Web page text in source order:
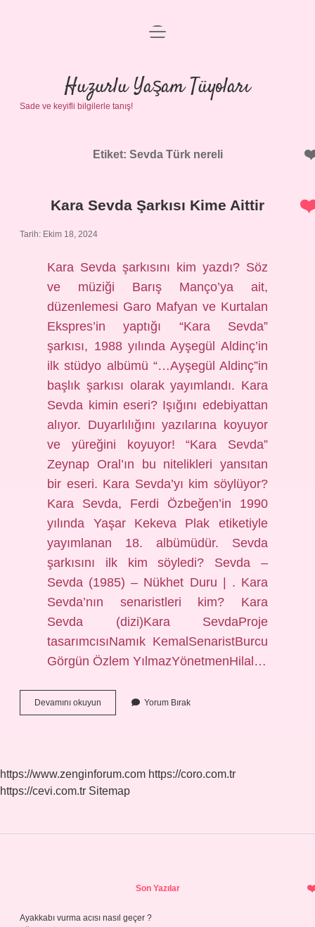
Anasayfa
Gizlilik Politikası
Yasal Uyarı
menüyü
Huzurlu Yaşam Tüyoları
Sade ve keyifli bilgilerle tanış!
Etiket: Sevda Türk nereli
Kara Sevda Şarkısı Kime Aittir
Tarih: Ekim 18, 2024
Kara Sevda şarkısını kim yazdı? Söz
ve müziği Barış Manço’ya ait,
düzenlemesi Garo Mafyan ve Kurtalan
Ekspres’in yaptığı “Kara Sevda”
şarkısı, 1988 yılında Ayşegül Aldinç’in
ilk stüdyo albümü “…Ayşegül Aldinç”in
başlık şarkısı olarak yayımlandı. Kara
Sevda kimin eseri? Işığını edebiyattan
alıyor. Duyarlılığını yazılarına koyuyor
ve yüreğini koyuyor! “Kara Sevda”
Zeynap Oral’ın bu nitelikleri yansıtan
bir eseri. Kara Sevda’yı kim söylüyor?
Kara Sevda, Ferdi Özbeğen’in 1990
yılında Yaşar Kekeva Plak etiketiyle
yayımlanan 18. albümüdür. Sevda
şarkısını ilk kim söyledi? Sevda –
Sevda (1985) – Nükhet Duru | . Kara
Sevda’nın senaristleri kim? Kara
Sevda (dizi)Kara SevdaProje
tasarımcısıNamık KemalSenaristBurcu
Görgün Özlem YılmazYönetmenHilal…
Devamını okuyun
Sevda
Yorum Bırak
https://www.zenginforum.com https://coro.com.tr
https://cevi.com.tr Sitemap
Son Yazılar
Ayakkabı vurma acısı nasıl geçer ?